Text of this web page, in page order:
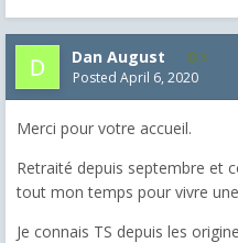
Dan August 3
Posted April 6, 2020
Merci pour votre accueil.
Retraité depuis septembre et
tout mon temps pour vivre
Je connais TS depuis les